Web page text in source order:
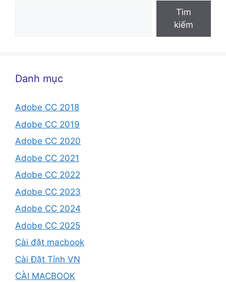
Tìm
kiếm
Danh mục
Adobe CC 2018
Adobe CC 2019
Adobe CC 2020
Adobe CC 2021
Adobe CC 2022
Adobe CC 2023
Adobe CC 2024
Adobe CC 2025
Cài đặt macbook
Cài Đặt Tỉnh VN
CÀI MACBOOK